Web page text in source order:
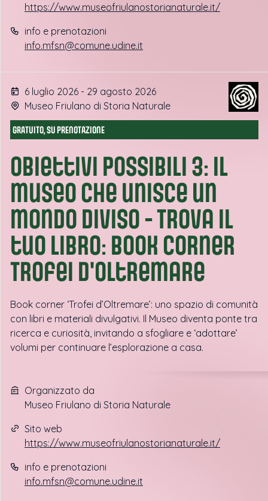
https://www.museofriulanostorianaturale.it/
info e prenotazioni
info.mfsn@comune.udine.it
6 luglio 2026 - 29 agosto 2026
Museo Friulano di Storia Naturale
GRATUITO, SU PRENOTAZIONE
Obiettivi possibili 3: il
museo che unisce un
mondo diviso - Trova il
tuo libro: book corner
Trofei d'oltremare
Book corner ‘Trofei d’Oltremare’: uno spazio di comunità
con libri e materiali divulgativi. Il Museo diventa ponte tra
ricerca e curiosità, invitando a sfogliare e ‘adottare’
volumi per continuare l’esplorazione a casa.
Organizzato da
Museo Friulano di Storia Naturale
Sito web
https://www.museofriulanostorianaturale.it/
info e prenotazioni
info.mfsn@comune.udine.it